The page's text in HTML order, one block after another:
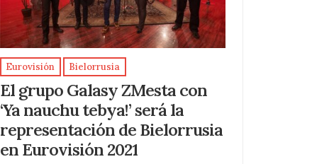
Eurovisión Bielorrusia
El grupo Galasy ZMesta con
‘Ya nauchu tebya!’ será la
representación de Bielorrusia
en Eurovisión 2021